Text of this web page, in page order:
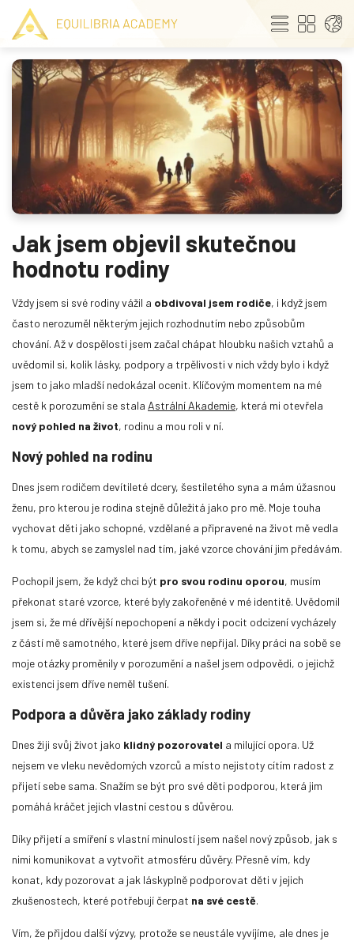
Jak jsem objevil skutečnou
hodnotu rodiny
Vždy jsem si své rodiny vážil a obdivoval jsem rodiče, i když jsem
často nerozuměl některým jejich rozhodnutím nebo způsobům
chování. Až v dospělosti jsem začal chápat hloubku našich vztahů a
uvědomil si, kolik lásky, podpory a trpělivosti v nich vždy bylo i když
jsem to jako mladší nedokázal ocenit. Klíčovým momentem na mé
cestě k porozumění se stala Astrální Akademie, která mi otevřela
nový pohled na život, rodinu a mou roli v ní.
Nový pohled na rodinu
Dnes jsem rodičem devítileté dcery, šestiletého syna a mám úžasnou
ženu, pro kterou je rodina stejně důležitá jako pro mě. Moje touha
vychovat děti jako schopné, vzdělané a připravené na život mě vedla
k tomu, abych se zamyslel nad tím, jaké vzorce chování jim předávám.
Pochopil jsem, že když chci být pro svou rodinu oporou, musím
překonat staré vzorce, které byly zakořeněné v mé identitě. Uvědomil
jsem si, že mé dřívější nepochopení a někdy i pocit odcizení vycházely
z částí mě samotného, které jsem dříve nepřijal. Díky práci na sobě se
moje otázky proměnily v porozumění a našel jsem odpovědi, o jejichž
existenci jsem dříve neměl tušení.
Podpora a důvěra jako základy rodiny
Dnes žiji svůj život jako klidný pozorovatel a milující opora. Už
nejsem ve vleku nevědomých vzorců a místo nejistoty cítím radost z
přijetí sebe sama. Snažím se být pro své děti podporou, která jim
pomáhá kráčet jejich vlastní cestou s důvěrou.
Díky přijetí a smíření s vlastní minulostí jsem našel nový způsob, jak s
nimi komunikovat a vytvořit atmosféru důvěry. Přesně vím, kdy
konat, kdy pozorovat a jak láskyplně podporovat děti v jejich
zkušenostech, které potřebují čerpat na své cestě.
Vím, že přijdou další výzvy, protože se neustále vyvíjíme, ale dnes je